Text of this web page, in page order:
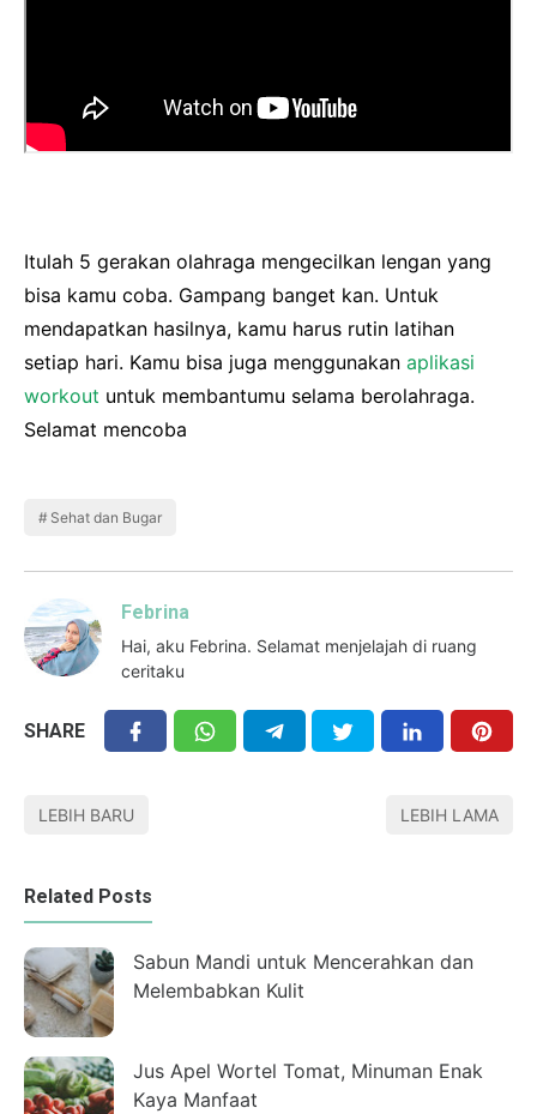
Itulah 5 gerakan olahraga mengecilkan lengan yang
bisa kamu coba. Gampang banget kan. Untuk
mendapatkan hasilnya, kamu harus rutin latihan
setiap hari. Kamu bisa juga menggunakan aplikasi
workout untuk membantumu selama berolahraga.
Selamat mencoba
Sehat dan Bugar
Febrina
Hai, aku Febrina. Selamat menjelajah di ruang
ceritaku
SHARE
LEBIH BARU LEBIH LAMA
Related Posts
Sabun Mandi untuk Mencerahkan dan
Melembabkan Kulit
Jus Apel Wortel Tomat, Minuman Enak
Kaya Manfaat